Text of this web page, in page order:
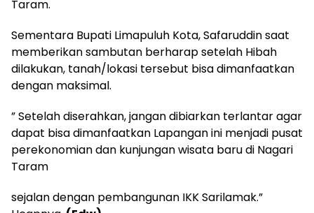
Taram.
Sementara Bupati Limapuluh Kota, Safaruddin saat
memberikan sambutan berharap setelah Hibah
dilakukan, tanah/lokasi tersebut bisa dimanfaatkan
dengan maksimal.
” Setelah diserahkan, jangan dibiarkan terlantar agar
dapat bisa dimanfaatkan Lapangan ini menjadi pusat
perekonomian dan kunjungan wisata baru di Nagari
Taram
sejalan dengan pembangunan IKK Sarilamak.”